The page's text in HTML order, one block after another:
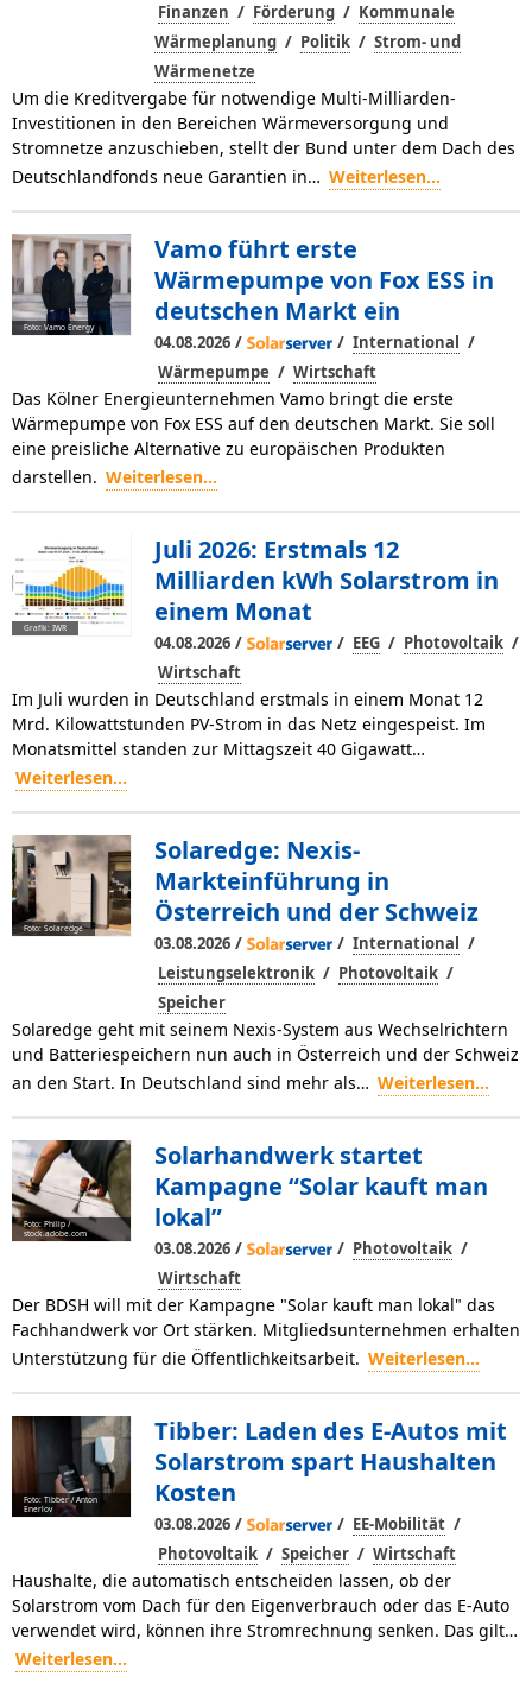
Finanzen / Förderung / Kommunale
Wärmeplanung / Politik / Strom- und
Wärmenetze
Um die Kreditvergabe für notwendige Multi-Milliarden-
Investitionen in den Bereichen Wärmeversorgung und
Stromnetze anzuschieben, stellt der Bund unter dem Dach des
Deutschlandfonds neue Garantien in… Weiterlesen...
Foto: Vamo Energy
Vamo führt erste
Wärmepumpe von Fox ESS in
deutschen Markt ein
04.08.2026 / / International /
Wärmepumpe / Wirtschaft
Das Kölner Energieunternehmen Vamo bringt die erste
Wärmepumpe von Fox ESS auf den deutschen Markt. Sie soll
eine preisliche Alternative zu europäischen Produkten
darstellen. Weiterlesen...
Grafik: IWR
Juli 2026: Erstmals 12
Milliarden kWh Solarstrom in
einem Monat
04.08.2026 / / EEG / Photovoltaik /
Wirtschaft
Im Juli wurden in Deutschland erstmals in einem Monat 12
Mrd. Kilowattstunden PV-Strom in das Netz eingespeist. Im
Monatsmittel standen zur Mittagszeit 40 Gigawatt…
Weiterlesen...
Foto: Solaredge
Solaredge: Nexis-
Markteinführung in
Österreich und der Schweiz
03.08.2026 / / International /
Leistungselektronik / Photovoltaik /
Speicher
Solaredge geht mit seinem Nexis-System aus Wechselrichtern
und Batteriespeichern nun auch in Österreich und der Schweiz
an den Start. In Deutschland sind mehr als… Weiterlesen...
Foto: Philip /
stock.adobe.com
Solarhandwerk startet
Kampagne “Solar kauft man
lokal”
03.08.2026 / / Photovoltaik /
Wirtschaft
Der BDSH will mit der Kampagne "Solar kauft man lokal" das
Fachhandwerk vor Ort stärken. Mitgliedsunternehmen erhalten
Unterstützung für die Öffentlichkeitsarbeit. Weiterlesen...
Foto: Tibber / Anton
Enerlov
Tibber: Laden des E-Autos mit
Solarstrom spart Haushalten
Kosten
03.08.2026 / / EE-Mobilität /
Photovoltaik / Speicher / Wirtschaft
Haushalte, die automatisch entscheiden lassen, ob der
Solarstrom vom Dach für den Eigenverbrauch oder das E-Auto
verwendet wird, können ihre Stromrechnung senken. Das gilt…
Weiterlesen...